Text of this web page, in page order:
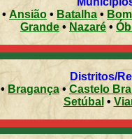
•Ansião • Batalha •
Grande •Nazaré •
•Bragança•Castelo
Setúbal •